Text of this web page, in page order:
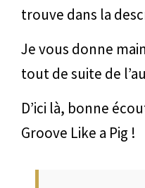
trouve dans la
Je vous donne
tout de suite de
D’ici là, bonne
Groove Like a Pig !